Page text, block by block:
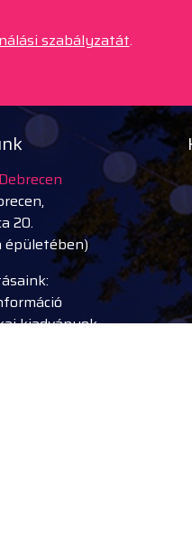
szabályzatát.
20.
épületében)
kiadványok,